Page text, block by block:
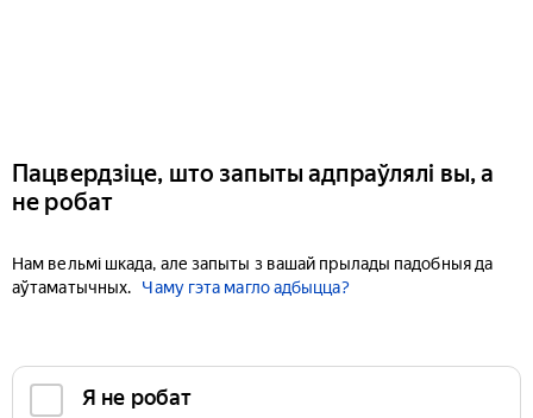
Пацвердзіце, што запыты адпраўлялі вы, а
не робат
Нам вельмі шкада, але запыты з вашай прылады падобныя да
аўтаматычных.
Чаму гэта магло адбыцца?
Я не робат